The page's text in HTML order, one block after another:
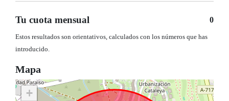
Tu cuota mensual 0
Estos resultados son orientativos, calculados con los números que has
introducido.
Mapa
+